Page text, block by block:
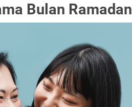
Bulan Ramadan